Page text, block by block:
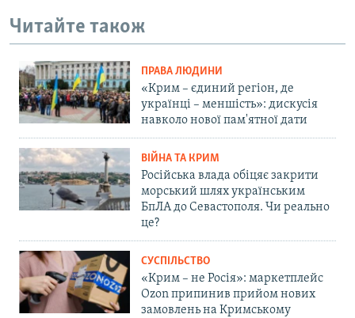
Читайте також
ПРАВА ЛЮДИНИ
«Крим – єдиний регіон, де
українці – меншість»: дискусія
навколо нової пам'ятної дати
ВІЙНА ТА КРИМ
Російська влада обіцяє закрити
морський шлях українським
БпЛА до Севастополя. Чи реально
це?
СУСПІЛЬСТВО
«Крим – не Росія»: маркетплейс
Ozon припинив прийом нових
замовлень на Кримському